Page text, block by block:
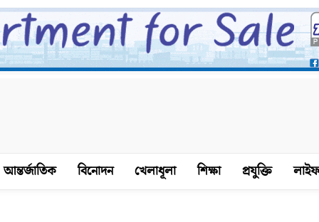
আন্তর্জাতিক বিনোদন খেলাধূলা শিক্ষা প্রযুক্তি